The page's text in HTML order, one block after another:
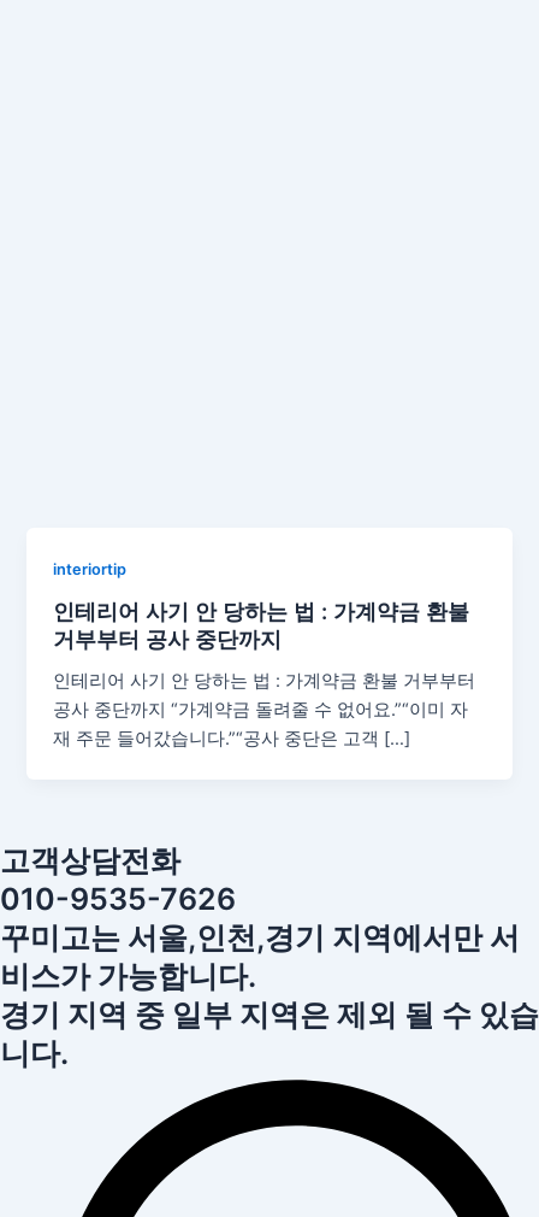
interiortip
인테리어 사기 안 당하는 법 : 가계약금 환불
거부부터 공사 중단까지
인테리어 사기 안 당하는 법 : 가계약금 환불 거부부터
공사 중단까지 “가계약금 돌려줄 수 없어요.”“이미 자
재 주문 들어갔습니다.”“공사 중단은 고객 […]
고객상담전화
010-9535-7626
꾸미고는 서울,인천,경기 지역에서만 서
비스가 가능합니다.
경기 지역 중 일부 지역은 제외 될 수 있습
니다.